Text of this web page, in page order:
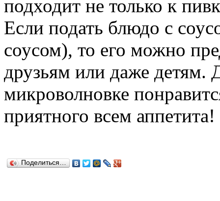
подходит не только к
Если подать блюдо с
соусом), то его можно
друзьям или даже
микроволновке
приятного всем аппетита!
Поделиться…